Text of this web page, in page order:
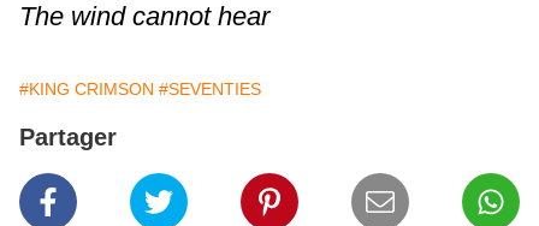
The wind cannot hear
#KING CRIMSON #SEVENTIES
Partager